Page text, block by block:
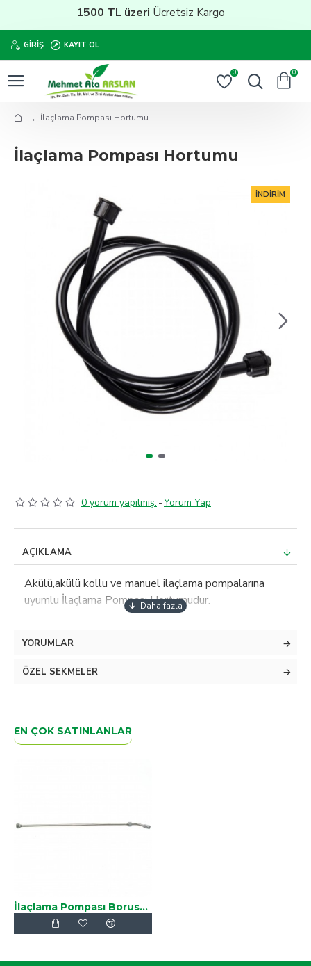
1500 TL üzeriÜcretsiz Kargo
GIRIŞ KAYIT OL
0 0
İlaçlama Pompası Hortumu
İlaçlama Pompası Hortumu
İNDIRIM
0 yorum yapılmış. -Yorum Yap
AÇIKLAMA
Akülü,akülü kollu ve manuel ilaçlama pompalarına
uyumlu İlaçlama Pompası Hortumudur.
ömürlüdür.
YORUMLAR
ÖZEL SEKMELER
EN ÇOK SATINLANLAR
İlaçlama Pompası Borusu,Krom Lens